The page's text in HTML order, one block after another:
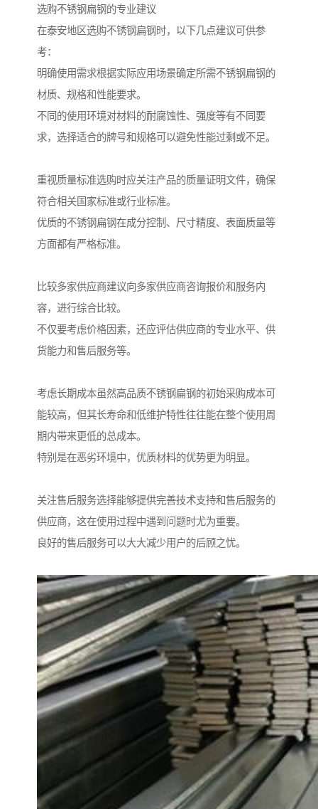
选购不锈钢扁钢的专业建议
在泰安地区选购不锈钢扁钢时，以下几点建议可供参
考：
明确使用需求根据实际应用场景确定所需不锈钢扁钢的
材质、规格和性能要求。
不同的使用环境对材料的耐腐蚀性、强度等有不同要
求，选择适合的牌号和规格可以避免性能过剩或不足。
重视质量标准选购时应关注产品的质量证明文件，确保
符合相关国家标准或行业标准。
优质的不锈钢扁钢在成分控制、尺寸精度、表面质量等
方面都有严格标准。
比较多家供应商建议向多家供应商咨询报价和服务内
容，进行综合比较。
不仅要考虑价格因素，还应评估供应商的专业水平、供
货能力和售后服务等。
考虑长期成本虽然高品质不锈钢扁钢的初始采购成本可
能较高，但其长寿命和低维护特性往往能在整个使用周
期内带来更低的总成本。
特别是在恶劣环境中，优质材料的优势更为明显。
关注售后服务选择能够提供完善技术支持和售后服务的
供应商，这在使用过程中遇到问题时尤为重要。
良好的售后服务可以大大减少用户的后顾之忧。